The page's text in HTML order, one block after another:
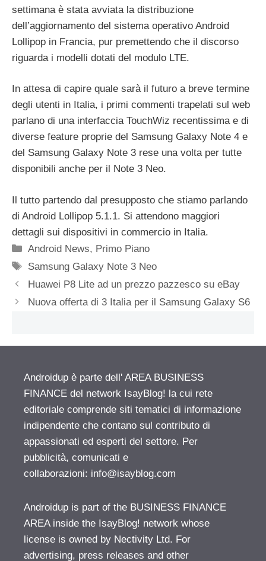
settimana è stata avviata la distribuzione
dell’aggiornamento del sistema operativo Android
Lollipop in Francia, pur premettendo che il discorso
riguarda i modelli dotati del modulo LTE.
In attesa di capire quale sarà il futuro a breve termine
degli utenti in Italia, i primi commenti trapelati sul web
parlano di una interfaccia TouchWiz recentissima e di
diverse feature proprie del Samsung Galaxy Note 4 e
del Samsung Galaxy Note 3 rese una volta per tutte
disponibili anche per il Note 3 Neo.
Il tutto partendo dal presupposto che stiamo parlando
di Android Lollipop 5.1.1. Si attendono maggiori
dettagli sui dispositivi in commercio in Italia.
Categorie
Android News, Primo Piano
Tag
Samsung Galaxy Note 3 Neo
Huawei P8 Lite ad un prezzo pazzesco su eBay
Nuova offerta di 3 Italia per il Samsung Galaxy S6
Androidup è parte dell' AREA BUSINESS
FINANCE del network IsayBlog! la cui rete
editoriale comprende siti tematici di informazione
indipendente che contano sul contributo di
appassionati ed esperti del settore. Per
pubblicità, comunicati e
collaborazioni: info@isayblog.com
Androidup is part of the BUSINESS FINANCE
AREA inside the IsayBlog! network whose
license is owned by Nectivity Ltd. For
advertising, press releases and other